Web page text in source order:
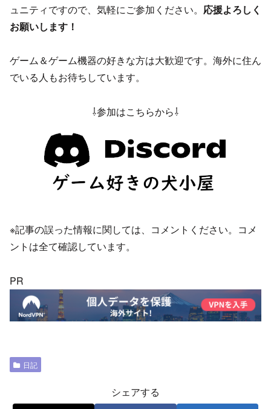
ュニティですので、気軽にご参加ください。 応援よろしく
お願いします！
ゲーム＆ゲーム機器の好きな方は大歓迎です。海外に住ん
でいる人もお待ちしています。
⇩参加はこちらから⇩
※記事の誤った情報に関しては、コメントください。コメ
ントは全て確認しています。
PR
日記
シェアする